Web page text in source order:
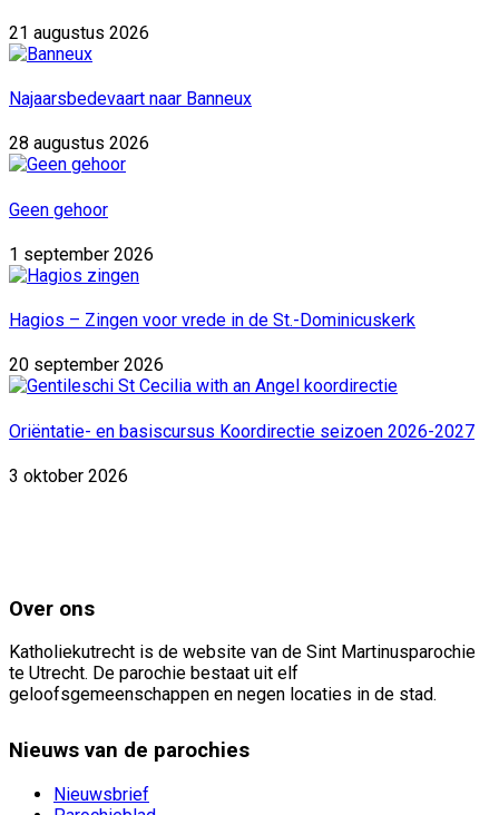
21 augustus 2026
Najaarsbedevaart naar Banneux
28 augustus 2026
Geen gehoor
1 september 2026
Hagios – Zingen voor vrede in de St.-Dominicuskerk
20 september 2026
Oriëntatie- en basiscursus Koordirectie seizoen 2026-2027
3 oktober 2026
Over ons
Katholiekutrecht is de website van de Sint Martinusparochie
te Utrecht. De parochie bestaat uit elf
geloofsgemeenschappen en negen locaties in de stad.
Nieuws van de parochies
Nieuwsbrief